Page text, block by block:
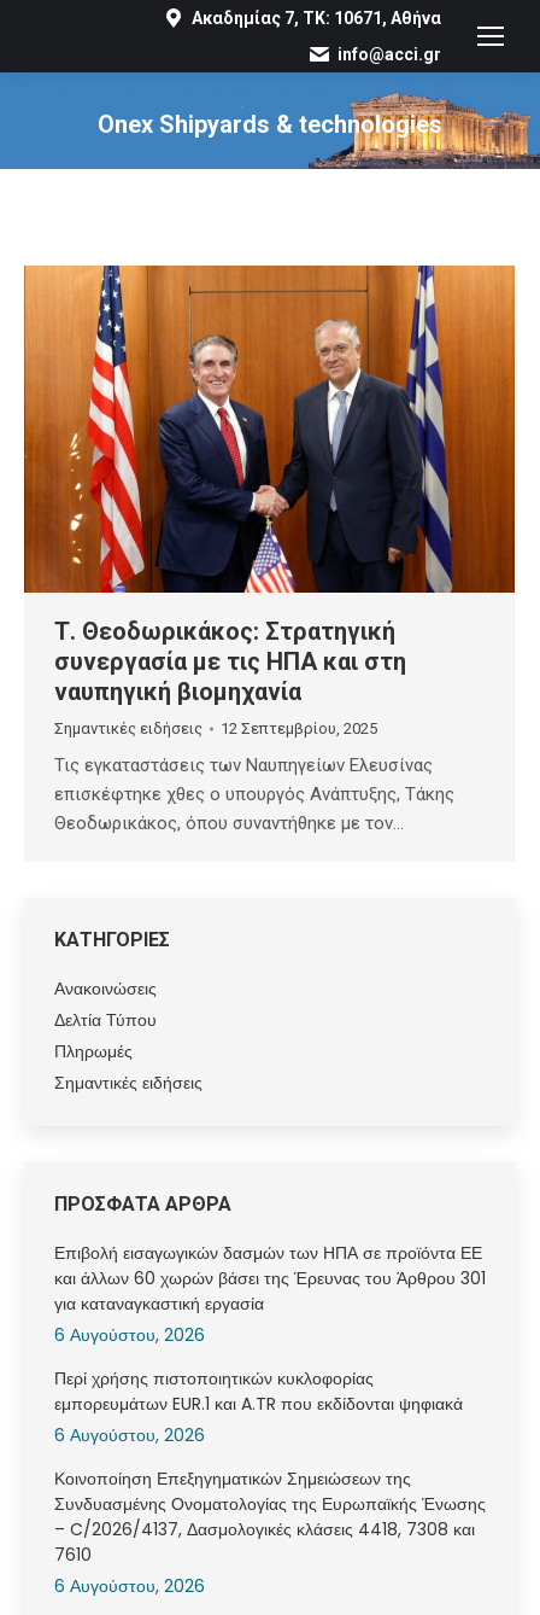
Ακαδημίας 7, ΤΚ: 10671, Αθήνα
info@acci.gr
Onex Shipyards & technologies
You are here:
Τ. Θεοδωρικάκος: Στρατηγική
συνεργασία με τις ΗΠΑ και στη
ναυπηγική βιομηχανία
Σημαντικές ειδήσεις 12 Σεπτεμβρίου, 2025
Τις εγκαταστάσεις των Ναυπηγείων Ελευσίνας
επισκέφτηκε χθες ο υπουργός Ανάπτυξης, Τάκης
Θεοδωρικάκος, όπου συναντήθηκε με τον…
ΚΑΤΗΓΟΡΙΕΣ
Ανακοινώσεις
Δελτία Τύπου
Πληρωμές
Σημαντικές ειδήσεις
ΠΡΟΣΦΑΤΑ ΑΡΘΡΑ
Επιβολή εισαγωγικών δασμών των ΗΠΑ σε προϊόντα ΕΕ
και άλλων 60 χωρών βάσει της Έρευνας του Άρθρου 301
για καταναγκαστική εργασία
6 Αυγούστου, 2026
Περί χρήσης πιστοποιητικών κυκλοφορίας
εμπορευμάτων EUR.1 και A.TR που εκδίδονται ψηφιακά
6 Αυγούστου, 2026
Κοινοποίηση Επεξηγηματικών Σημειώσεων της
Συνδυασμένης Ονοματολογίας της Ευρωπαϊκής Ένωσης
– C/2026/4137, Δασμολογικές κλάσεις 4418, 7308 και
7610
6 Αυγούστου, 2026